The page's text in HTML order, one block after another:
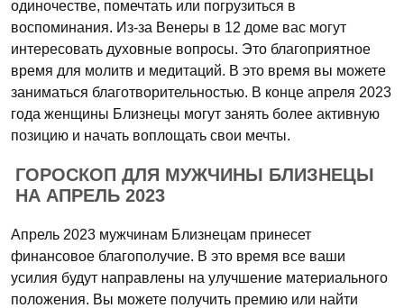
одиночестве, помечтать или погрузиться в
воспоминания. Из-за Венеры в 12 доме вас могут
интересовать духовные вопросы. Это благоприятное
время для молитв и медитаций. В это время вы можете
заниматься благотворительностью. В конце апреля 2023
года женщины Близнецы могут занять более активную
позицию и начать воплощать свои мечты.
ГОРОСКОП ДЛЯ МУЖЧИНЫ БЛИЗНЕЦЫ
НА АПРЕЛЬ 2023
Апрель 2023 мужчинам Близнецам принесет
финансовое благополучие. В это время все ваши
усилия будут направлены на улучшение материального
положения. Вы можете получить премию или найти